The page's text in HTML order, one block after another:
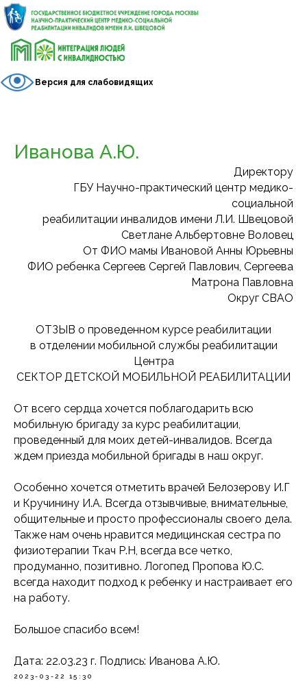
Версия для слабовидящих
Иванова А.Ю.
Директору
ГБУ Научно-практический центр медико-
социальной
реабилитации инвалидов имени Л.И. Швецовой
Светлане Альбертовне Воловец
От ФИО мамы Ивановой Анны Юрьевны
ФИО ребенка Сергеев Сергей Павлович, Сергеева
Матрона Павловна
Округ СВАО
ОТЗЫВ о проведенном курсе реабилитации
в отделении мобильной службы реабилитации
Центра
СЕКТОР ДЕТСКОЙ МОБИЛЬНОЙ РЕАБИЛИТАЦИИ
От всего сердца хочется поблагодарить всю
мобильную бригаду за курс реабилитации,
проведенный для моих детей-инвалидов. Всегда
ждем приезда мобильной бригады в наш округ.
Особенно хочется отметить врачей Белозерову И.Г
и Кручинину И.А. Всегда отзывчивые, внимательные,
общительные и просто профессионалы своего дела.
Также нам очень нравится медицинская сестра по
физиотерапии Ткач Р.Н, всегда все четко,
продуманно, позитивно. Логопед Пропова Ю.С.
всегда находит подход к ребенку и настраивает его
на работу.
Большое спасибо всем!
Дата: 22.03.23 г. Подпись: Иванова А.Ю.
2023-03-22 15:30